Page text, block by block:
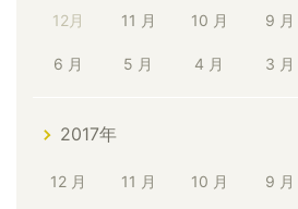
12月 11 月 10 月 9 月
6 月 5 月 4 月 3 月
2017年
12 月 11 月 10 月 9 月